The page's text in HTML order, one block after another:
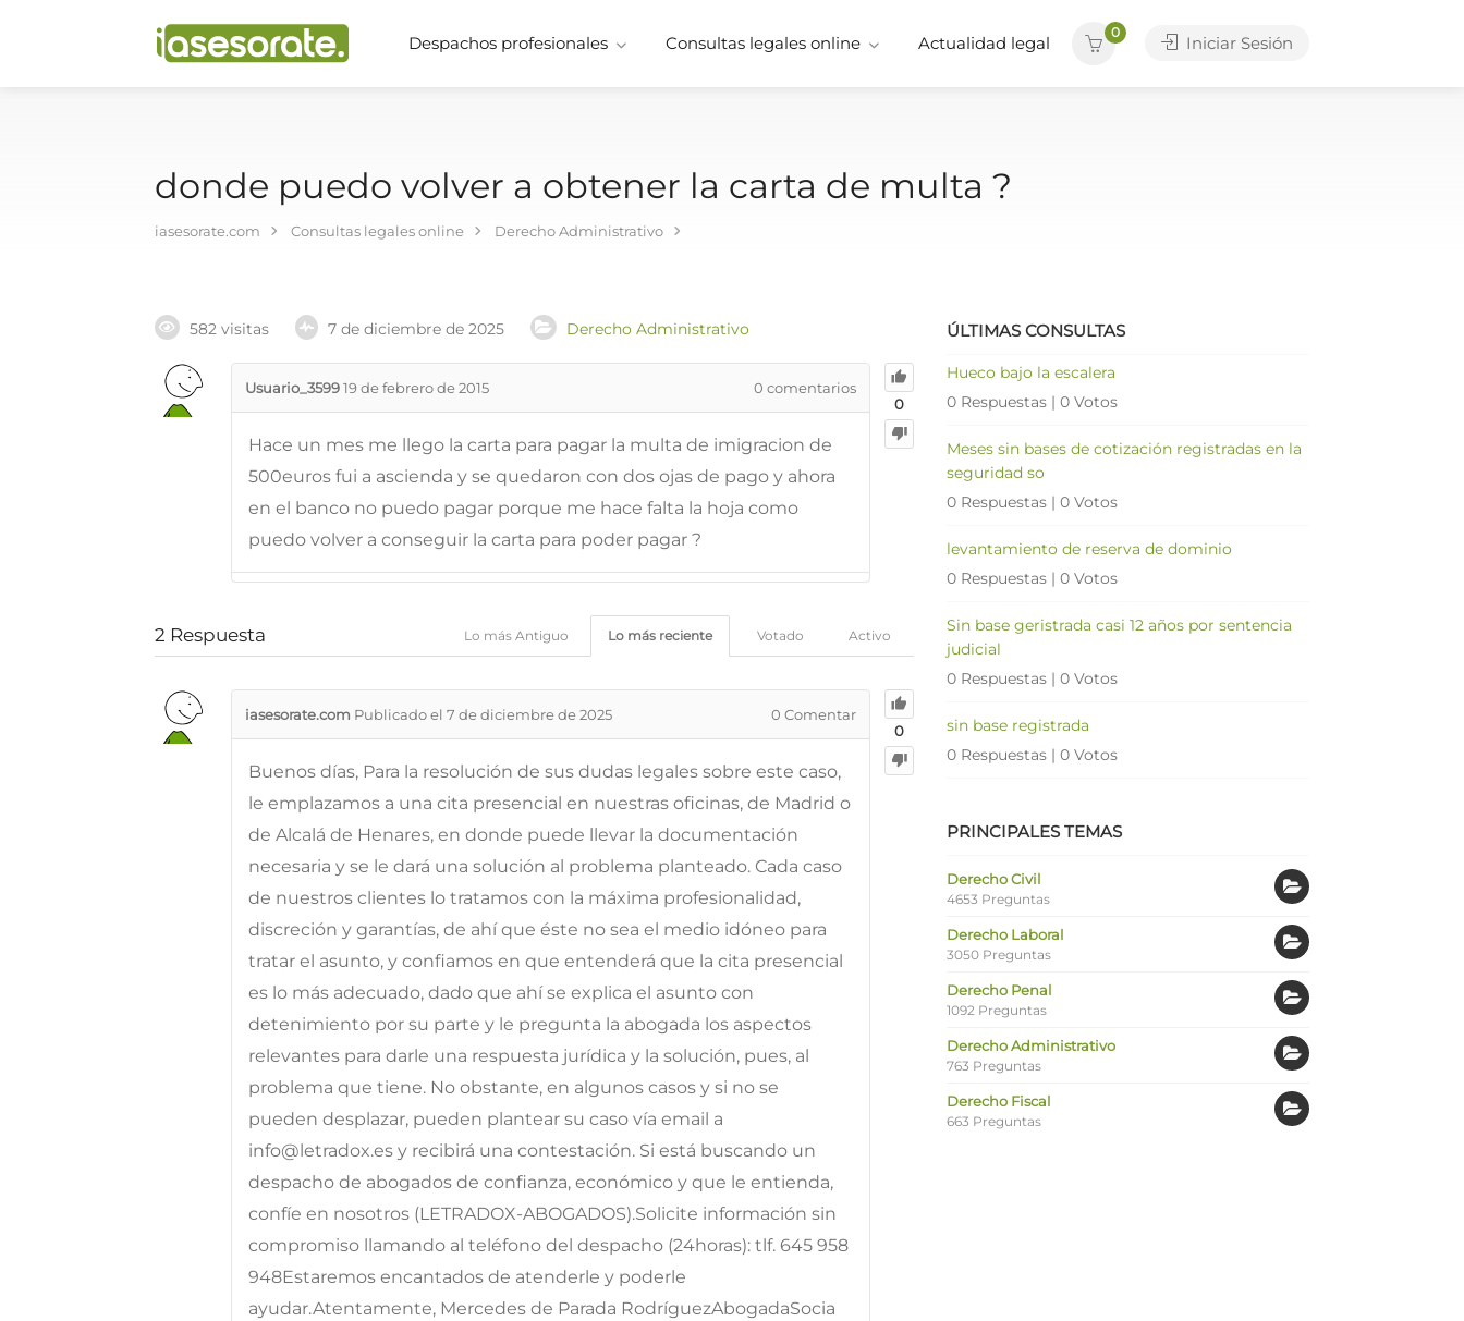
Despachos profesionales Consultas legales online Actualidad legal
0
Iniciar Sesión
donde puedo volver a obtener la carta de multa ?
iasesorate.com Consultas legales online Derecho Administrativo
582 visitas 7 de diciembre de 2025 Derecho Administrativo
0
Usuario_359919 de febrero de 2015 0 comentarios
Hace un mes me llego la carta para pagar la multa de imigracion de
500euros fui a ascienda y se quedaron con dos ojas de pago y ahora
en el banco no puedo pagar porque me hace falta la hoja como
puedo volver a conseguir la carta para poder pagar ?
2 Respuesta Activo
Votado
Lo más reciente
Lo más Antiguo
0
iasesorate.com Publicado el 7 de diciembre de 2025 0 Comentar
Buenos días, Para la resolución de sus dudas legales sobre este caso,
le emplazamos a una cita presencial en nuestras oficinas, de Madrid o
de Alcalá de Henares, en donde puede llevar la documentación
necesaria y se le dará una solución al problema planteado. Cada caso
de nuestros clientes lo tratamos con la máxima profesionalidad,
discreción y garantías, de ahí que éste no sea el medio idóneo para
tratar el asunto, y confiamos en que entenderá que la cita presencial
es lo más adecuado, dado que ahí se explica el asunto con
detenimiento por su parte y le pregunta la abogada los aspectos
relevantes para darle una respuesta jurídica y la solución, pues, al
problema que tiene. No obstante, en algunos casos y si no se
pueden desplazar, pueden plantear su caso vía email a
info@letradox.es y recibirá una contestación. Si está buscando un
despacho de abogados de confianza, económico y que le entienda,
confíe en nosotros (LETRADOX-ABOGADOS).Solicite información sin
compromiso llamando al teléfono del despacho (24horas): tlf. 645 958
948Estaremos encantados de atenderle y poderle
ayudar.Atentamente, Mercedes de Parada RodríguezAbogadaSocia
ÚLTIMAS CONSULTAS
Hueco bajo la escalera
0 Respuestas | 0 Votos
Meses sin bases de cotización registradas en la
seguridad so
0 Respuestas | 0 Votos
levantamiento de reserva de dominio
0 Respuestas | 0 Votos
Sin base geristrada casi 12 años por sentencia
judicial
0 Respuestas | 0 Votos
sin base registrada
0 Respuestas | 0 Votos
PRINCIPALES TEMAS
Derecho Civil
4653 Preguntas
Derecho Laboral
3050 Preguntas
Derecho Penal
1092 Preguntas
Derecho Administrativo
763 Preguntas
Derecho Fiscal
663 Preguntas